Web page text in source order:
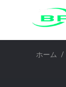
ホーム /